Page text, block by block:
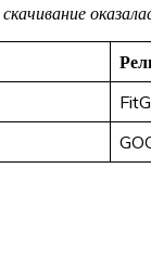
скачивание